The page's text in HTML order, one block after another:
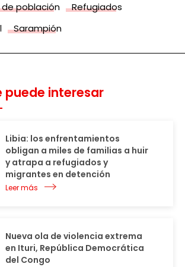
población
Refugiados
Sarampión
puede interesar
Libia: los enfrentamientos
obligan a miles de familias a huir
y atrapa a refugiados y
migrantes en detención
Leer más
Nueva ola de violencia extrema
en Ituri, República Democrática
del Congo